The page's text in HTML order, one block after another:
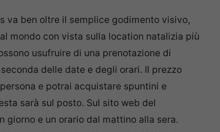
va ben oltre il semplice godimento visivo,
mondo con vista sulla location natalizia più
usufruire di una prenotazione di
delle date e degli orari. Il prezzo
e potrai acquistare spuntini e
sarà sul posto. Sul sito web del
giorno e un orario dal mattino alla sera.